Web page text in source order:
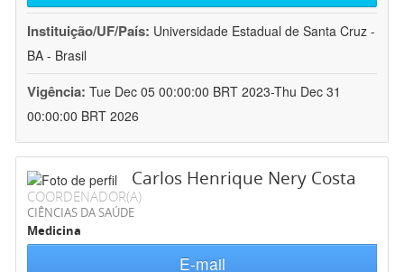
Instituição/UF/País: Universidade Estadual de Santa Cruz -
BA - Brasil
Vigência: Tue Dec 05 00:00:00 BRT 2023-Thu Dec 31
00:00:00 BRT 2026
Carlos Henrique Nery Costa
COORDENADOR(A)
CIÊNCIAS DA SAÚDE
Medicina
E-mail